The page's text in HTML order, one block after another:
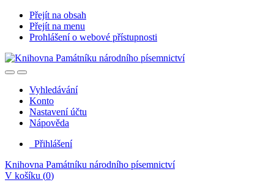
Přejít na obsah
Přejít na menu
Prohlášení o webové přístupnosti
Vyhledávání
Konto
Nastavení účtu
Nápověda
Přihlášení
Knihovna Památníku národního písemnictví
V košíku (0)